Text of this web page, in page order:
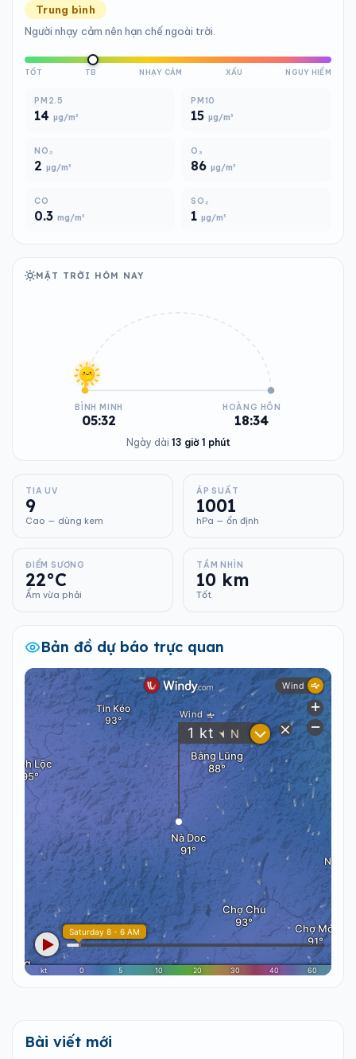
Trung bình
Người nhạy cảm nên hạn chế ngoài trời.
TỐT TB NHẠY CẢM XẤU NGUY HIỂM
PM2.5
14 µg/m³
PM10
15 µg/m³
NO₂
2 µg/m³
O₃
86 µg/m³
CO
0.3 mg/m³
SO₂
1 µg/m³
MẶT TRỜI HÔM NAY
BÌNH MINH
05:32
HOÀNG HÔN
18:34
Ngày dài 13 giờ 1 phút
TIA UV
9
Cao — dùng kem
ÁP SUẤT
1001
hPa — ổn định
ĐIỂM SƯƠNG
22°C
Ẩm vừa phải
TẦM NHÌN
10 km
Tốt
Bản đồ dự báo trực quan
Bài viết mới